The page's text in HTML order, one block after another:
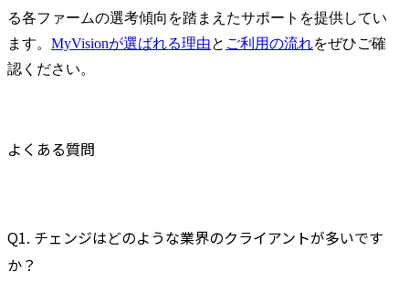
る各ファームの選考傾向を踏まえたサポートを提供してい
ます。 MyVisionが選ばれる理由と ご利用の流れをぜひご確
認ください。
よくある質問
Q1. チェンジはどのような業界のクライアントが多いです
か？